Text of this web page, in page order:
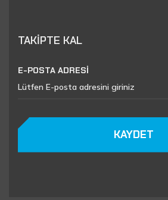
TAKİPTE KAL
E-POSTA ADRESİ
KAYDET